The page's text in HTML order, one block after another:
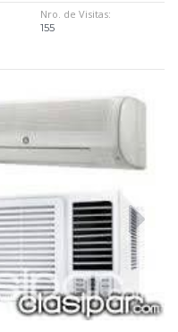
Nro. de Visitas:
155